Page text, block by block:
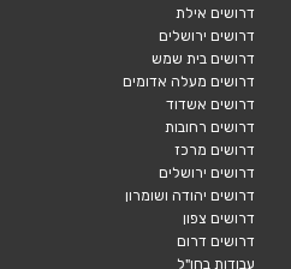
דרושים אילת
דרושים ירושלים
דרושים בית שמש
דרושים מעלה אדומים
דרושים אשדוד
דרושים רחובות
דרושים מרכז
דרושים ירושלים
דרושים יהודה ושומרון
דרושים צפון
דרושים דרום
עבודות בחו"ל